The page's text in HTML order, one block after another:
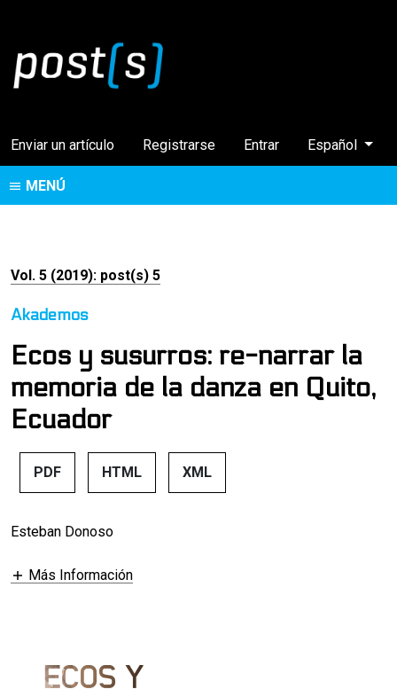
Enviar un artículo Registrarse Entrar Cambiar el
Español
MENÚ
Vol. 5 (2019): post(s) 5
Akademos
Ecos y susurros: re-narrar la
memoria de la danza en Quito,
Ecuador
PDF HTML XML
Esteban Donoso
Más Información